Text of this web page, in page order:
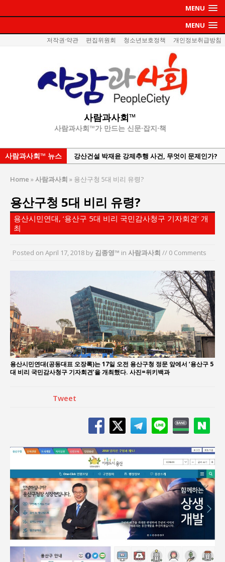
MENU
MENU
저작권·약관 편집위원회 청소년보호정책 개인정보취급방침
사람과사회™
사람과사회™가 만드는 신문·잡지·책
사람과사회™ 뉴스
강산건설 박재윤 강제추행 사건, 무엇이 문제인가?
세미나 개최
서효석 충청향우회중앙회 총재 취임 논란 확산
“엄마의 절박함과 ‘실무형 정치인’으로 생활정치 실
현”
김종대, “현대전, 강한 군대도 약해질 수 있다”
이홍원 작가, 생활문화상품 4종 판매
통일 지향 2국가론: 한반도 평화의 새로운 길
Home »사람과사회 » 용산구청 5대 비리 유령?
용산구청 5대 비리 유령?
용산시민연대, ‘용산구 5대 비리 국민감사청구 기자회견’ 개
최
Posted on April 17, 2018 by 김종영™ in 사람과사회 // 0 Comments
용산시민연대(공동대표 오장록)는 17일 오전 용산구청 정문 앞에서 ‘용산구 5
대 비리 국민감사청구 기자회견’을 개최했다. 사진=위키백과
Tweet